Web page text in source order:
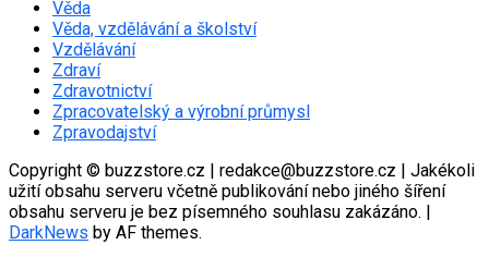
Věda
Věda, vzdělávání a školství
Vzdělávání
Zdraví
Zdravotnictví
Zpracovatelský a výrobní průmysl
Zpravodajství
Copyright © buzzstore.cz | redakce@buzzstore.cz | Jakékoli
užití obsahu serveru včetně publikování nebo jiného šíření
obsahu serveru je bez písemného souhlasu zakázáno. |
DarkNews by AF themes.